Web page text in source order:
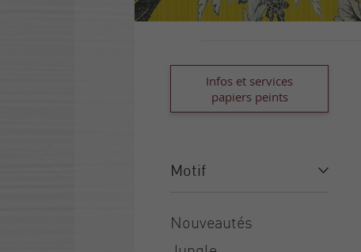
Infos et services
papiers peints
Motif
Nouveautés